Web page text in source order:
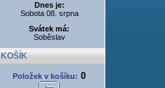
Dnes je:
Sobota 08. srpna
Svátek má:
Soběslav
KOŠÍK
Položek v košíku: 0